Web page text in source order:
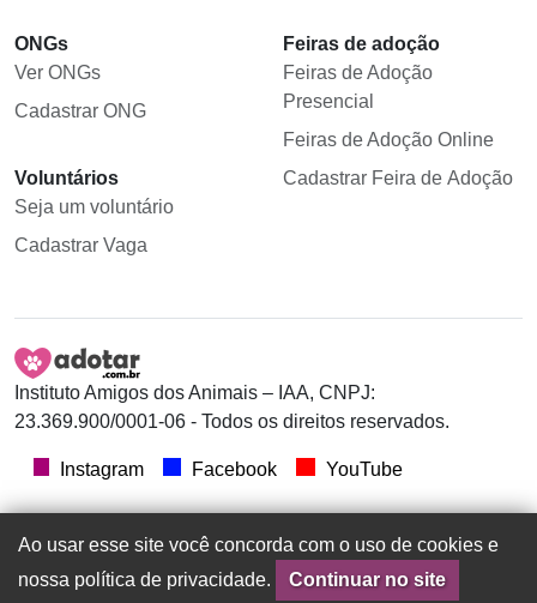
ONGs
Ver ONGs
Cadastrar ONG
Voluntários
Seja um voluntário
Cadastrar Vaga
Feiras de adoção
Feiras de Adoção
Presencial
Feiras de Adoção Online
Cadastrar Feira de Adoção
Instituto Amigos dos Animais – IAA, CNPJ:
23.369.900/0001-06 - Todos os direitos reservados.
Instagram Facebook YouTube
Ao usar esse site você concorda com o uso de cookies e
nossa política de privacidade.
Continuar no site